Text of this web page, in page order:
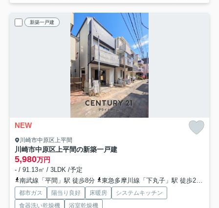
新築一戸建
NEW
川崎市中原区上平間
川崎市中原区上平間の新築一戸建
5,980万円
- / 91.13㎡ / 3LDK /予定
南武線「平間」駅 徒歩8分
東急多摩川線「下丸子」駅 徒歩22分
都市ガス 陽当り良好 床暖房
システムキッチン
食器洗い乾燥機
浴室乾燥機